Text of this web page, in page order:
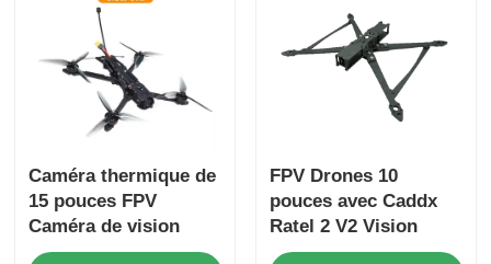
Caméra thermique de
15 pouces FPV
Caméra de vision
nocturne FPV Drone
FPV Drones 10
pouces avec Caddx
Ratel 2 V2 Vision
nocturne Cerise II